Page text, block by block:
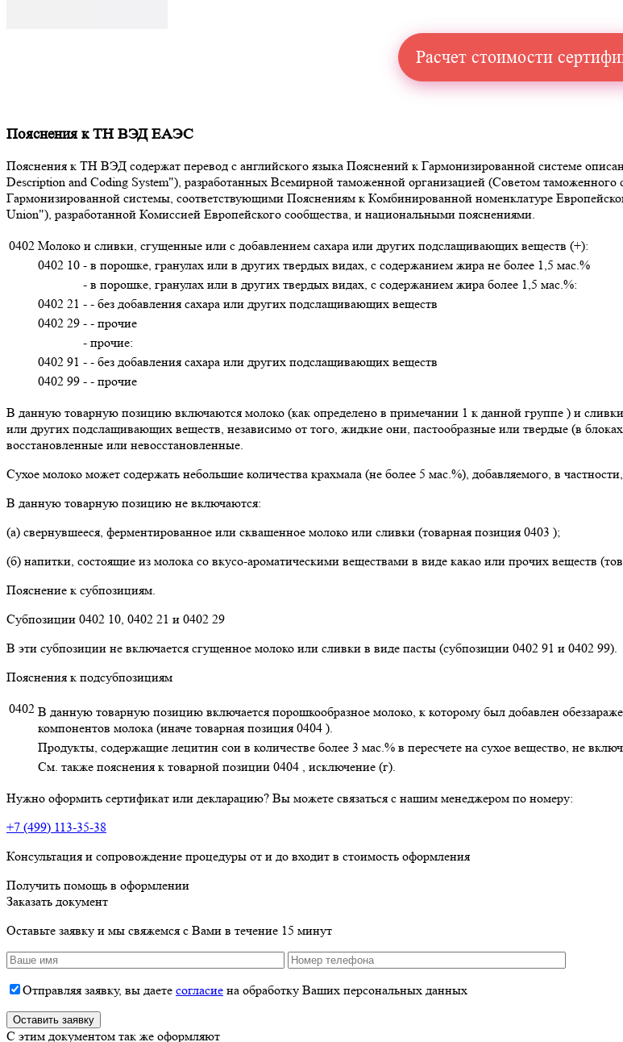
Расчет стоимости
Пояснения к ТН ВЭД ЕАЭС
Пояснения к ТН ВЭД содержат перевод с английского языка Пояснений к Гармонизированной системе
Description and Coding System"), разработанных Всемирной таможенной организацией (Советом
Гармонизированной системы, соответствующими Пояснениям к Комбинированной номенклатуре
Union"), разработанной Комиссией Европейского сообщества, и национальными пояснениями.
0402 Молоко и сливки, сгущенные или с добавлением сахара или других подслащивающих веществ (+):
0402 10 - в порошке, гранулах или в других твердых видах, с содержанием жира не более 1,5 мас.%
- в порошке, гранулах или в других твердых видах, с содержанием жира более 1,5 мас.%:
0402 21 - - без добавления сахара или других подслащивающих веществ
0402 29 - - прочие
- прочие:
0402 91 - - без добавления сахара или других подслащивающих веществ
0402 99 - - прочие
В данную товарную позицию включаются молоко (как определено в примечании 1 к данной группе ) и
или других подслащивающих веществ, независимо от того, жидкие они, пастообразные или твердые (в
восстановленные или невосстановленные.
Сухое молоко может содержать небольшие количества крахмала (не более 5 мас.%), добавляемого, в
В данную товарную позицию не включаются:
(а) свернувшееся, ферментированное или сквашенное молоко или сливки (товарная позиция 0403 );
(б) напитки, состоящие из молока со вкусо-ароматическими веществами в виде какао или прочих веществ
Пояснение к субпозициям.
Субпозиции 0402 10, 0402 21 и 0402 29
В эти субпозиции не включается сгущенное молоко или сливки в виде пасты (субпозиции 0402 91 и 0402 99).
Пояснения к подсубпозициям
0402 В данную товарную позицию включается порошкообразное молоко, к которому был добавлен
компонентов молока (иначе товарная позиция 0404 ).
Продукты, содержащие лецитин сои в количестве более 3 мас.% в пересчете на сухое вещество, не
См. также пояснения к товарной позиции 0404 , исключение (г).
Нужно оформить сертификат или декларацию? Вы можете связаться с нашим менеджером по номеру:
+7 (499) 113-35-38
Консультация и сопровождение процедуры от и до входит в стоимость оформления
Получить помощь в оформлении
Заказать документ
Оставьте заявку и мы свяжемся с Вами в течение 15 минут
Отправляя заявку, вы даете согласие на обработку Ваших персональных данных
C этим документом так же оформляют